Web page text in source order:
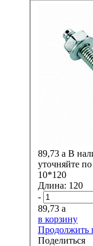
89,73 a В
уточняйте
10*120
Длина: 120
-
89,73 a
в корзину
Продолжить
Поделиться